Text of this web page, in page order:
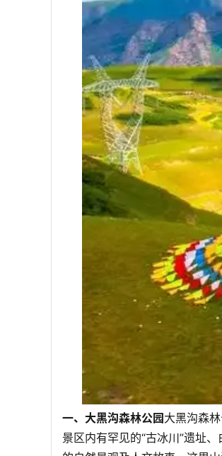
一、大黑沟森林公园大黑沟森
景区内有罕见的“古冰川”遗址